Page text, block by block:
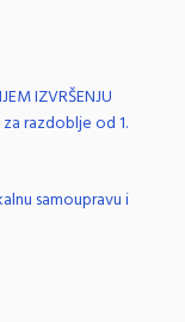
IZVRŠENJU
za razdoblje od 1.
samoupravu i